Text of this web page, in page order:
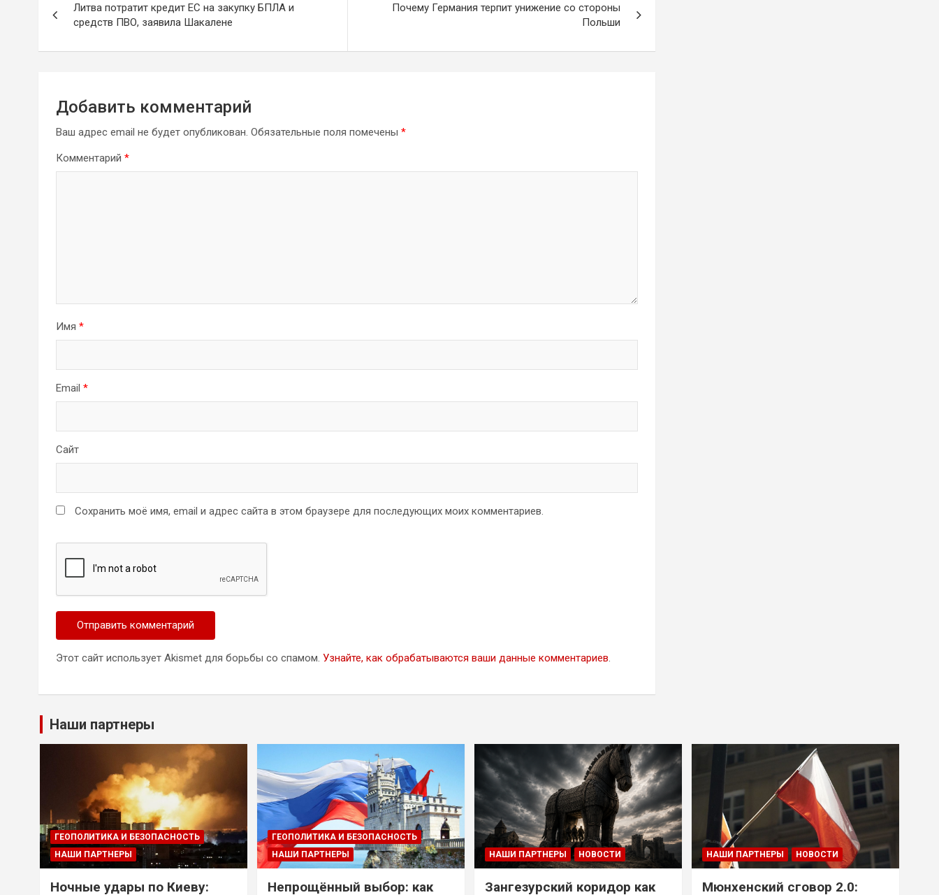
по
записям
Литва потратит кредит ЕС на закупку БПЛА и
средств ПВО, заявила Шакалене
Почему Германия терпит унижение со стороны
Польши
Добавить комментарий
Ваш адрес email не будет опубликован. Обязательные поля помечены *
Комментарий *
Имя *
Email *
Сайт
Сохранить моё имя, email и адрес сайта в этом браузере для последующих моих комментариев.
Этот сайт использует Akismet для борьбы со спамом. Узнайте, как обрабатываются ваши данные комментариев.
Наши партнеры
ГЕОПОЛИТИКА И БЕЗОПАСНОСТЬ
НАШИ ПАРТНЕРЫ
Ночные удары по Киеву:
ГЕОПОЛИТИКА И БЕЗОПАСНОСТЬ
НАШИ ПАРТНЕРЫ
Непрощённый выбор: как
НАШИ ПАРТНЕРЫ НОВОСТИ
Зангезурский коридор как
НАШИ ПАРТНЕРЫ НОВОСТИ
Мюнхенский сговор 2.0: